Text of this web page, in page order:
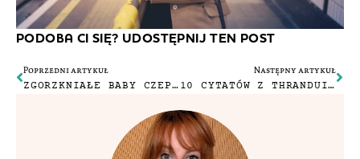
PODOBA CI SIĘ? UDOSTĘPNIJ TEN POST
Poprzedni artykuł
ZGORZKNIAŁE BABY CZEPIAJĄ SIĘ BAJEK
Następny artykuł
10 CYTATÓW Z THRANDUILA DO WYKORZYSTANIA W ŻYCIU CODZIENNYM